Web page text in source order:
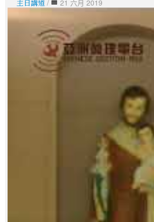
主日講道 / 21 六月 2019